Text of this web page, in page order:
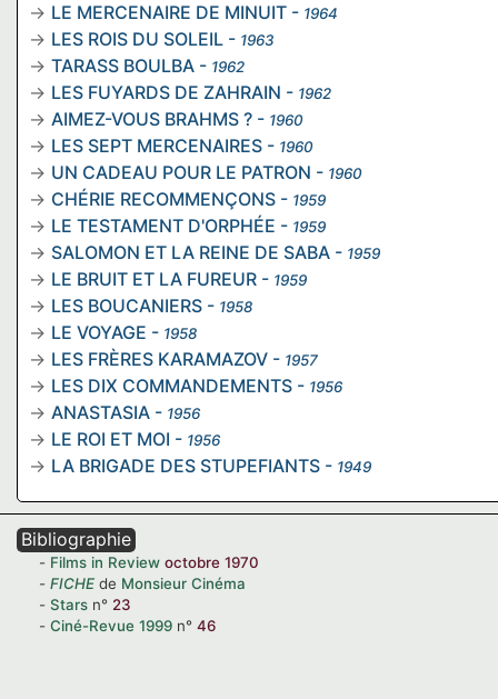
LE MERCENAIRE DE MINUIT - 1964
LES ROIS DU SOLEIL - 1963
TARASS BOULBA - 1962
LES FUYARDS DE ZAHRAIN - 1962
AIMEZ-VOUS BRAHMS ? - 1960
LES SEPT MERCENAIRES - 1960
UN CADEAU POUR LE PATRON - 1960
CHÉRIE RECOMMENÇONS - 1959
LE TESTAMENT D'ORPHÉE - 1959
SALOMON ET LA REINE DE SABA - 1959
LE BRUIT ET LA FUREUR - 1959
LES BOUCANIERS - 1958
LE VOYAGE - 1958
LES FRÈRES KARAMAZOV - 1957
LES DIX COMMANDEMENTS - 1956
ANASTASIA - 1956
LE ROI ET MOI - 1956
LA BRIGADE DES STUPEFIANTS - 1949
Bibliographie
Films in Review octobre 1970
FICHE de Monsieur Cinéma
Stars n° 23
Ciné-Revue 1999 n° 46